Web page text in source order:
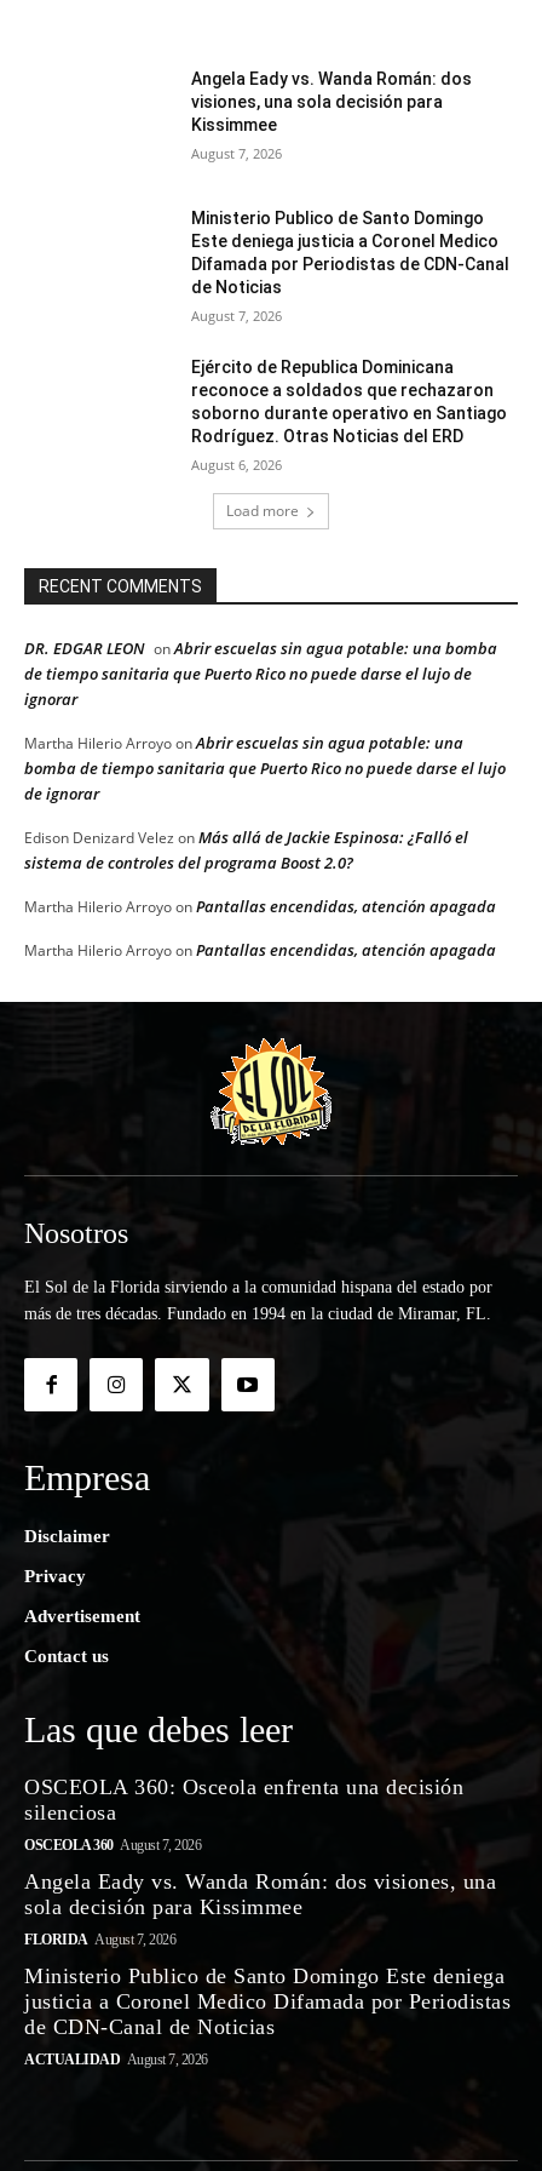
Angela Eady vs. Wanda Román: dos
visiones, una sola decisión para
Kissimmee
August 7, 2026
Ministerio Publico de Santo Domingo
Este deniega justicia a Coronel Medico
Difamada por Periodistas de CDN-Canal
de Noticias
August 7, 2026
Ejército de Republica Dominicana
reconoce a soldados que rechazaron
soborno durante operativo en Santiago
Rodríguez. Otras Noticias del ERD
August 6, 2026
Load more
RECENT COMMENTS
DR. EDGAR LEON onAbrir escuelas sin agua potable: una bomba
de tiempo sanitaria que Puerto Rico no puede darse el lujo de
ignorar
Martha Hilerio ArroyoonAbrir escuelas sin agua potable: una
bomba de tiempo sanitaria que Puerto Rico no puede darse el lujo
de ignorar
Edison Denizard Velez onMás allá de Jackie Espinosa: ¿Falló el
sistema de controles del programa Boost 2.0?
Martha Hilerio ArroyoonPantallas encendidas, atención apagada
Martha Hilerio ArroyoonPantallas encendidas, atención apagada
Nosotros
El Sol de la Florida sirviendo a la comunidad hispana del estado por
más de tres décadas. Fundado en 1994 en la ciudad de Miramar, FL.
Empresa
Disclaimer
Privacy
Advertisement
Contact us
Las que debes leer
OSCEOLA 360: Osceola enfrenta una decisión
silenciosa
OSCEOLA 360 August 7, 2026
Angela Eady vs. Wanda Román: dos visiones, una
sola decisión para Kissimmee
FLORIDA August 7, 2026
Ministerio Publico de Santo Domingo Este deniega
justicia a Coronel Medico Difamada por Periodistas
de CDN-Canal de Noticias
ACTUALIDAD August 7, 2026